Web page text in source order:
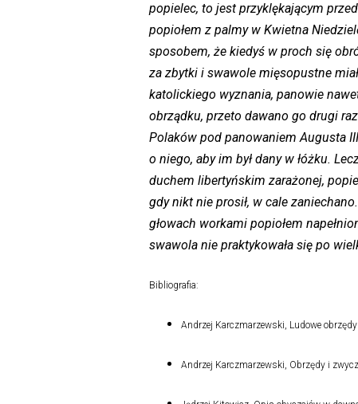
popielec, to jest przyklękającym
popiołem z palmy w Kwietna
sposobem, że kiedyś w proch się
za zbytki i swawole mięsopustne
katolickiego wyznania, panowie
obrządku, przeto dawano go drugi
Polaków pod panowaniem Augusta
o niego, aby im był dany w łóżku.
duchem libertyńskim zarażonej,
gdy nikt nie prosił, w cale
głowach workami popiołem
swawola nie praktykowała się po
Bibliografia:
Andrzej Karczmarzewski, Ludowe
Andrzej Karczmarzewski, Obrzędy i